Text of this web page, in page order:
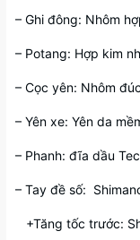
– Ghi đông: Nhôm
– Potang: Hợp kim
– Cọc yên: Nhôm
– Yên xe: Yên da
– Phanh: đĩa dầu
– Tay đề số:
+Tăng tốc trước: